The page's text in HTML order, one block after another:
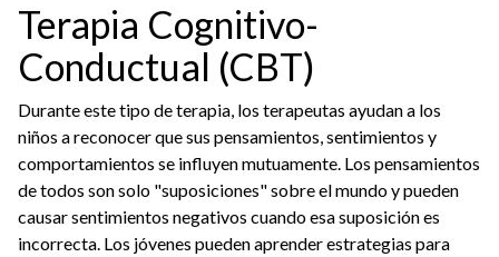
Terapia Cognitivo-
Conductual (CBT)
Durante este tipo de terapia, los terapeutas ayudan a los
niños a reconocer que sus pensamientos, sentimientos y
comportamientos se influyen mutuamente. Los pensamientos
de todos son solo "suposiciones" sobre el mundo y pueden
causar sentimientos negativos cuando esa suposición es
incorrecta. Los jóvenes pueden aprender estrategias para